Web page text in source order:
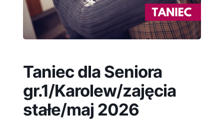
Taniec dla Seniora
gr.1/Karolew/zajęcia
stałe/maj 2026